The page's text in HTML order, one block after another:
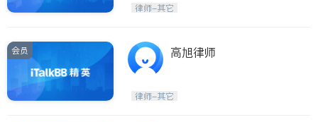
律师-其它
会员 高旭律师
律师-其它